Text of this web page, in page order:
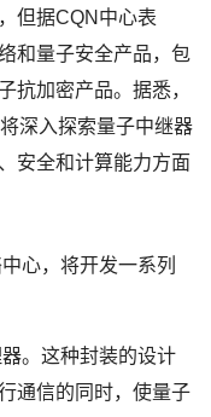
但据CQN中心表
和量子安全产品，包
抗加密产品。据悉，
深入探索量子中继器
安全和计算能力方面
。这种封装的设计
通信的同时，使量子